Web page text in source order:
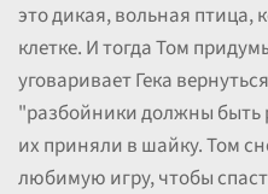
это дикая, вольная птица,
клетке. И тогда Том
уговаривает Гека
"разбойники должны быть
их приняли в шайку. Том
любимую игру, чтобы